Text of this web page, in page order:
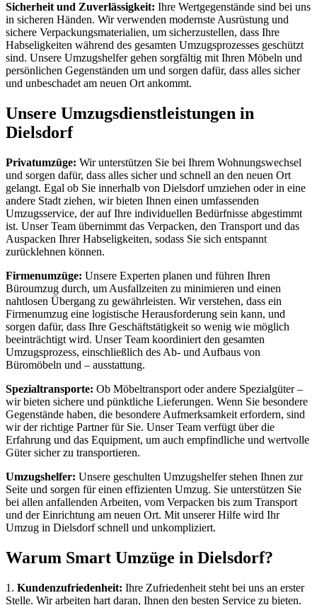
Sicherheit und Zuverlässigkeit: Ihre Wertgegenstände sind bei uns
in sicheren Händen. Wir verwenden modernste Ausrüstung und
sichere Verpackungsmaterialien, um sicherzustellen, dass Ihre
Habseligkeiten während des gesamten Umzugsprozesses geschützt
sind. Unsere Umzugshelfer gehen sorgfältig mit Ihren Möbeln und
persönlichen Gegenständen um und sorgen dafür, dass alles sicher
und unbeschadet am neuen Ort ankommt.
Unsere Umzugsdienstleistungen in
Dielsdorf
Privatumzüge: Wir unterstützen Sie bei Ihrem Wohnungswechsel
und sorgen dafür, dass alles sicher und schnell an den neuen Ort
gelangt. Egal ob Sie innerhalb von Dielsdorf umziehen oder in eine
andere Stadt ziehen, wir bieten Ihnen einen umfassenden
Umzugsservice, der auf Ihre individuellen Bedürfnisse abgestimmt
ist. Unser Team übernimmt das Verpacken, den Transport und das
Auspacken Ihrer Habseligkeiten, sodass Sie sich entspannt
zurücklehnen können.
Firmenumzüge: Unsere Experten planen und führen Ihren
Büroumzug durch, um Ausfallzeiten zu minimieren und einen
nahtlosen Übergang zu gewährleisten. Wir verstehen, dass ein
Firmenumzug eine logistische Herausforderung sein kann, und
sorgen dafür, dass Ihre Geschäftstätigkeit so wenig wie möglich
beeinträchtigt wird. Unser Team koordiniert den gesamten
Umzugsprozess, einschließlich des Ab- und Aufbaus von
Büromöbeln und – ausstattung.
Spezialtransporte: Ob Möbeltransport oder andere Spezialgüter –
wir bieten sichere und pünktliche Lieferungen. Wenn Sie besondere
Gegenstände haben, die besondere Aufmerksamkeit erfordern, sind
wir der richtige Partner für Sie. Unser Team verfügt über die
Erfahrung und das Equipment, um auch empfindliche und wertvolle
Güter sicher zu transportieren.
Umzugshelfer: Unsere geschulten Umzugshelfer stehen Ihnen zur
Seite und sorgen für einen effizienten Umzug. Sie unterstützen Sie
bei allen anfallenden Arbeiten, vom Verpacken bis zum Transport
und der Einrichtung am neuen Ort. Mit unserer Hilfe wird Ihr
Umzug in Dielsdorf schnell und unkompliziert.
Warum Smart Umzüge in Dielsdorf?
1. Kundenzufriedenheit: Ihre Zufriedenheit steht bei uns an erster
Stelle. Wir arbeiten hart daran, Ihnen den besten Service zu bieten.